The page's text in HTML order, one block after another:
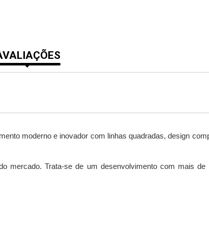
moderno e inovador com linhas quadradas, design
mercado. Trata-se de um desenvolvimento com mais de